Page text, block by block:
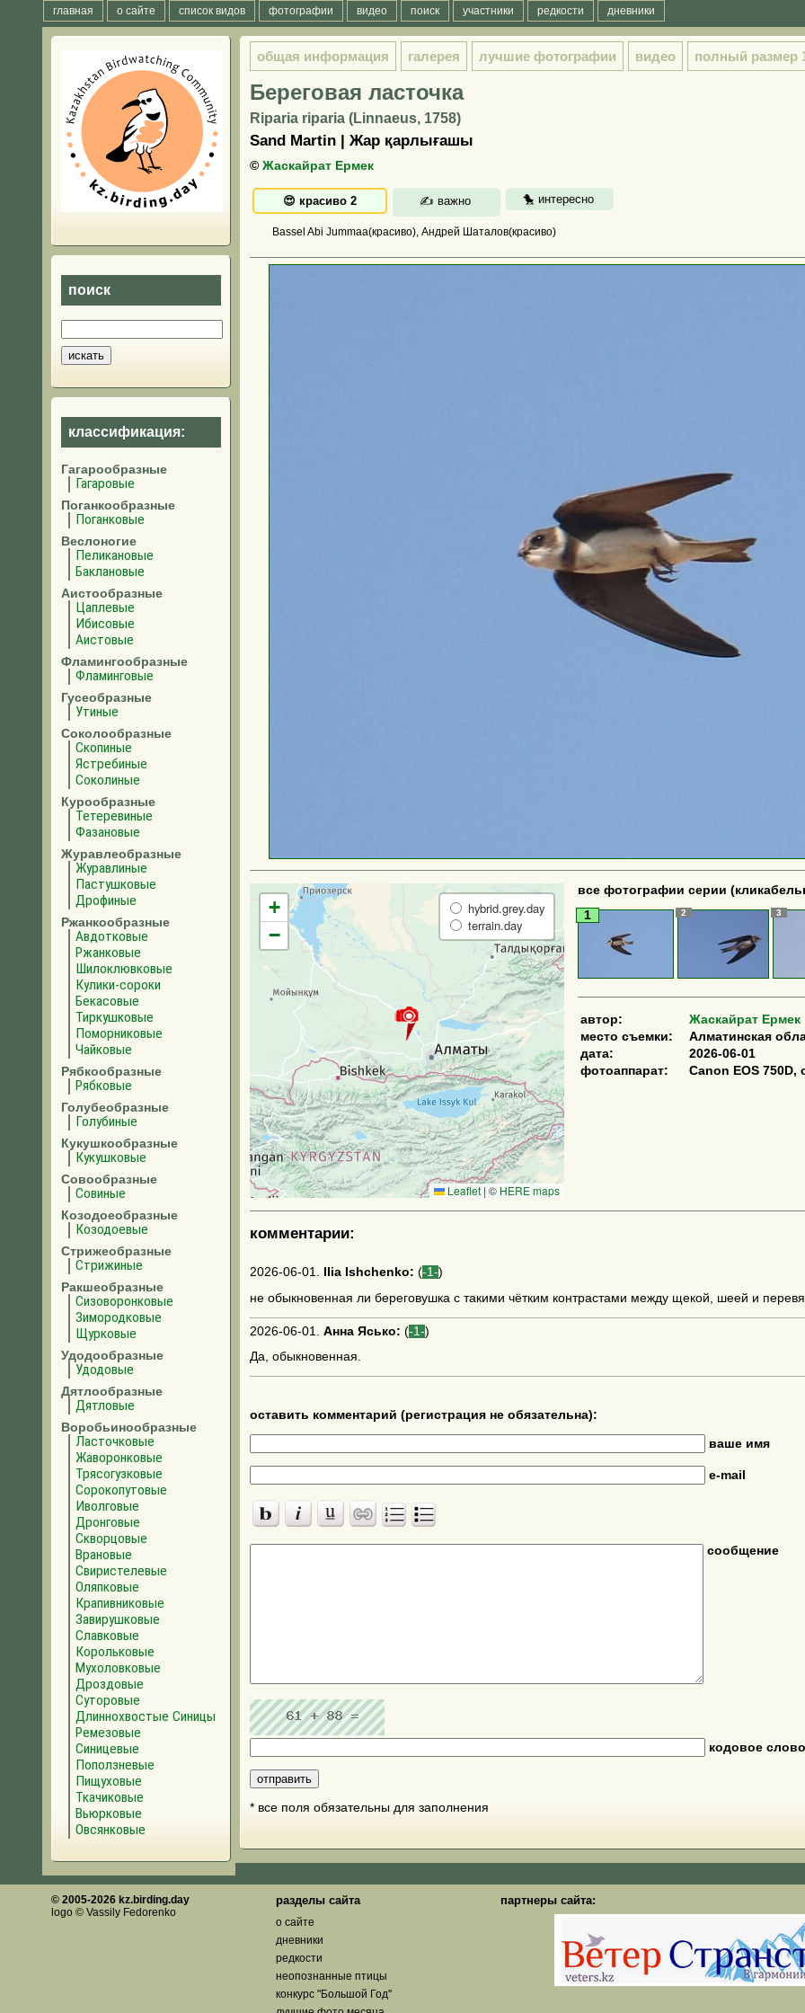
главная о сайте список видов фотографии видео поиск участники редкости дневники
поиск
классификация:
Гагарообразные
Гагаровые
Поганкообразные
Поганковые
Веслоногие
Пеликановые
Баклановые
Аистообразные
Цаплевые
Ибисовые
Аистовые
Фламингообразные
Фламинговые
Гусеобразные
Утиные
Соколообразные
Скопиные
Ястребиные
Соколиные
Курообразные
Тетеревиные
Фазановые
Журавлеобразные
Журавлиные
Пастушковые
Дрофиные
Ржанкообразные
Авдотковые
Ржанковые
Шилоклювковые
Кулики-сороки
Бекасовые
Тиркушковые
Поморниковые
Чайковые
Рябкообразные
Рябковые
Голубеобразные
Голубиные
Кукушкообразные
Кукушковые
Совообразные
Совиные
Козодоеобразные
Козодоевые
Стрижеобразные
Стрижиные
Ракшеобразные
Сизоворонковые
Зимородковые
Щурковые
Удодообразные
Удодовые
Дятлообразные
Дятловые
Воробьинообразные
Ласточковые
Жаворонковые
Трясогузковые
Сорокопутовые
Иволговые
Дронговые
Скворцовые
Врановые
Свиристелевые
Оляпковые
Крапивниковые
Завирушковые
Славковые
Корольковые
Мухоловковые
Дроздовые
Суторовые
Длиннохвостые Синицы
Ремезовые
Синицевые
Поползневые
Пищуховые
Ткачиковые
Вьюрковые
Овсянковые
общая информация галерея лучшие фотографии видео полный размер
Береговая ласточка
Riparia riparia (Linnaeus, 1758)
Sand Martin | Жар қарлығашы
© Жаскайрат Ермек
Bassel Abi Jummaa(красиво), Андрей Шаталов(красиво)
+
−
hybrid.grey.day
terrain.day
Leaflet | © HERE maps
все фотографии серии
1
2 3
автор:
Жаскайрат Ермек
место съемки:
Алматинская
дата:
2026-06-01
фотоаппарат:
Canon EOS 750D,
комментарии:
2026-06-01. Ilia Ishchenko: (-1-)
не обыкновенная ли береговушка с такими чётким контрастами между щекой, шеей и
2026-06-01. Анна Ясько: (-1-)
Да, обыкновенная.
оставить комментарий (регистрация не обязательна):
ваше имя
e-mail
сообщение
кодовое слово
* все поля обязательны для заполнения
© 2005-2026 kz.birding.day
logo © Vassily Fedorenko
разделы сайта
о сайте
дневники
редкости
неопознанные птицы
конкурс "Большой Год"
партнеры сайта: